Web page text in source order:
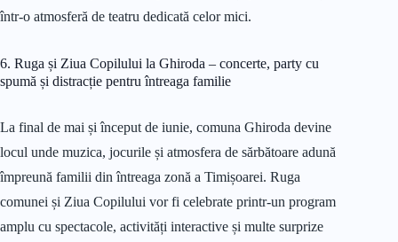
într-o atmosferă de teatru dedicată celor mici.
6. Ruga și Ziua Copilului la Ghiroda – concerte, party cu
spumă și distracție pentru întreaga familie
La final de mai și început de iunie, comuna Ghiroda devine
locul unde muzica, jocurile și atmosfera de sărbătoare adună
împreună familii din întreaga zonă a Timișoarei. Ruga
comunei și Ziua Copilului vor fi celebrate printr-un program
amplu cu spectacole, activități interactive și multe surprize